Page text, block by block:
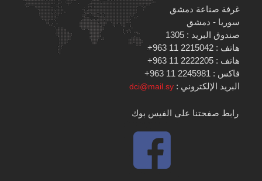
غرفة صناعة دمشق
سوريا - دمشق
صندوق البريد : 1305
هاتف : 2215042 11 963+
هاتف : 2222205 11 963+
فاكس : 2245981 11 963+
البريد الإلكتروني :dci@mail.sy
رابط صفحتنا على الفيس بوك